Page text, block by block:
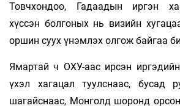
Товчхондоо, Гадаадын иргэн
хүссэн болгоных нь визийн
оршин суух үнэмлэх олгож байгаа
Ямартай ч ОХУ-аас ирсэн
үхэл хагацал туулснаас, бусад
шагайснаас, Монголд шоронд